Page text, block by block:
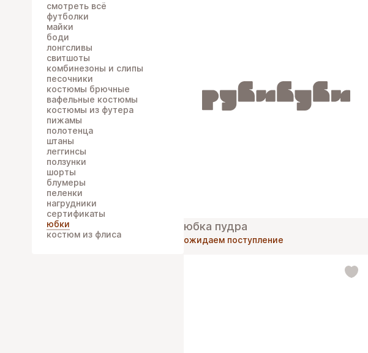
смотреть всё
футболки
майки
боди
лонгсливы
свитшоты
комбинезоны и слипы
песочники
костюмы брючные
вафельные костюмы
костюмы из футера
пижамы
полотенца
штаны
леггинсы
ползунки
шорты
блумеры
пеленки
нагрудники
сертификаты
юбки
костюм из флиса
юбка пудра
ожидаем поступление